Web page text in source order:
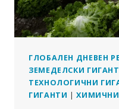
ГЛОБАЛЕН ДНЕВЕН
ЗЕМЕДЕЛСКИ
ТЕХНОЛОГИЧНИ
ГИГАНТИ |ХИМИЧНИ